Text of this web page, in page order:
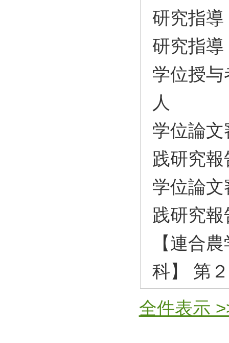
研究指
研究指
学位授
人
学位論
践研究
学位論
践研究
【連合
科】 第
全件表示